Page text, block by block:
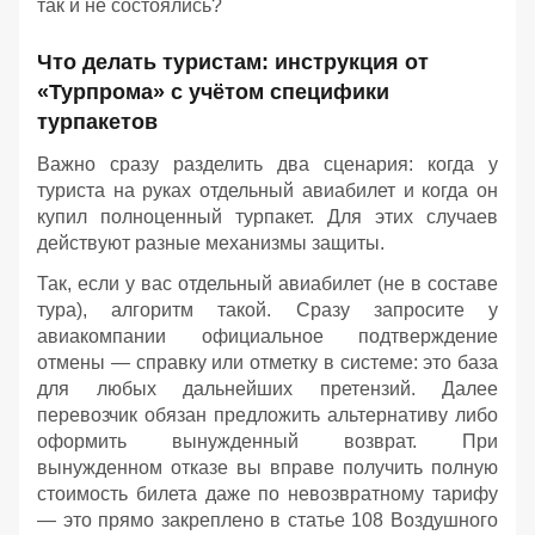
так и не состоялись?
Что делать туристам: инструкция от
«Турпрома» с учётом специфики
турпакетов
Важно сразу разделить два сценария: когда у
туриста на руках отдельный авиабилет и когда он
купил полноценный турпакет. Для этих случаев
действуют разные механизмы защиты.
Так, если у вас отдельный авиабилет (не в составе
тура), алгоритм такой. Сразу запросите у
авиакомпании официальное подтверждение
отмены — справку или отметку в системе: это база
для любых дальнейших претензий. Далее
перевозчик обязан предложить альтернативу либо
оформить вынужденный возврат. При
вынужденном отказе вы вправе получить полную
стоимость билета даже по невозвратному тарифу
— это прямо закреплено в статье 108 Воздушного